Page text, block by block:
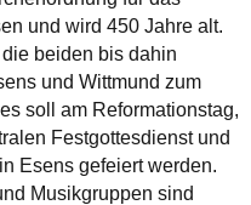
und wird 450 Jahre alt.
beiden bis dahin
und Wittmund zum
soll am Reformationstag,
Festgottesdienst und
Esens gefeiert werden.
Musikgruppen sind